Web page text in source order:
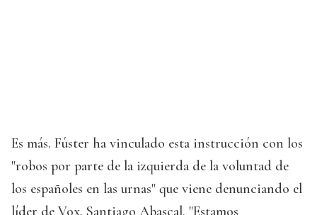
Es más. Fúster ha vinculado esta instrucción con los
"robos por parte de la izquierda de la voluntad de
los españoles en las urnas" que viene denunciando el